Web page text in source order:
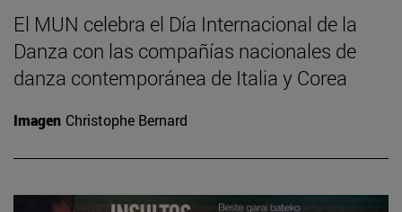
El MUN celebra el Día Internacional de la
Danza con las compañías nacionales de
danza contemporánea de Italia y Corea
Imagen Christophe Bernard